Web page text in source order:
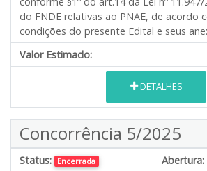
do FNDE relativas ao PNAE, de acordo
condições do presente Edital e seus
Valor Estimado: ---
DETALHES
Concorrência 5/2025
Status: Encerrada Abertura: